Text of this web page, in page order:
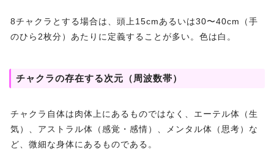
8チャクラとする場合は、頭上15cmあるいは30〜40cm（手
のひら2枚分）あたりに定義することが多い。色は白。
チャクラの存在する次元（周波数帯）
チャクラ自体は肉体上にあるものではなく、エーテル体（生
気）、アストラル体（感覚・感情）、メンタル体（思考）な
ど、微細な身体にあるものである。